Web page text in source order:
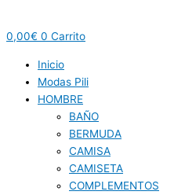
0,00€ 0 Carrito
Inicio
Modas Pili
HOMBRE
BAÑO
BERMUDA
CAMISA
CAMISETA
COMPLEMENTOS